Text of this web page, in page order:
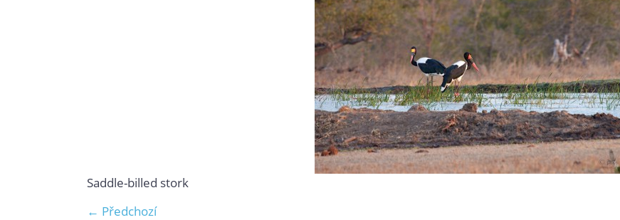
Saddle-billed stork
← Předchozí